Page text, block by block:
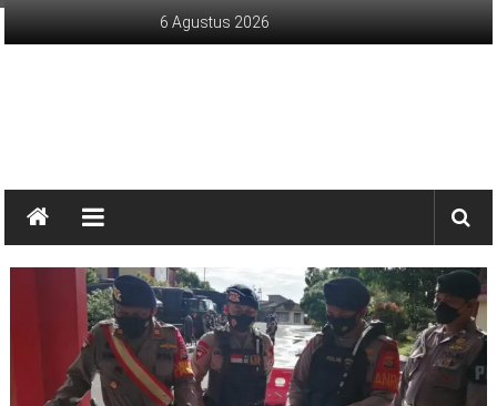
Lompat
6 Agustus 2026
jujur
terpercaya